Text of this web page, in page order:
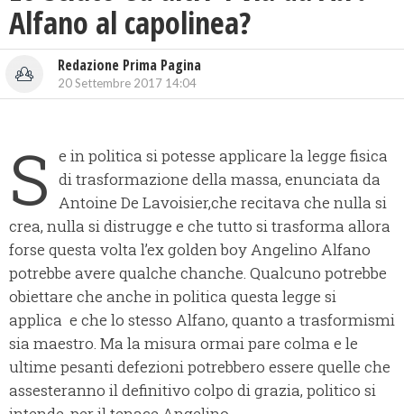
Alfano al capolinea?
Redazione Prima Pagina
20 Settembre 2017 14:04
S e in politica si potesse applicare la legge fisica
di trasformazione della massa, enunciata da
Antoine De Lavoisier,che recitava che nulla si
crea, nulla si distrugge e che tutto si trasforma allora
forse questa volta l’ex golden boy Angelino Alfano
potrebbe avere qualche chanche. Qualcuno potrebbe
obiettare che anche in politica questa legge si
applica e che lo stesso Alfano, quanto a trasformismi
sia maestro. Ma la misura ormai pare colma e le
ultime pesanti defezioni potrebbero essere quelle che
assesteranno il definitivo colpo di grazia, politico si